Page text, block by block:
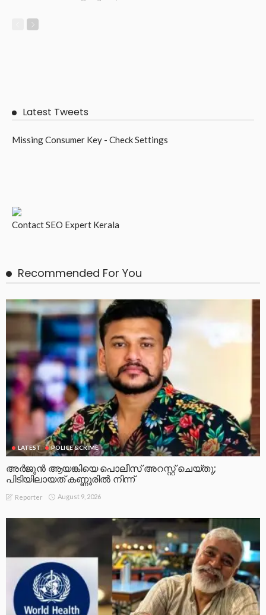
Latest Tweets
Missing Consumer Key - Check Settings
ContactSEO Expert Kerala
Recommended For You
LATEST POLICE &CRIME
അർജുൻ ആയങ്കിയെ പൊലീസ് അറസ്റ്റ് ചെയ്‌തു;
പിടിയിലായത് കണ്ണൂരിൽ നിന്ന്
Reporter August 9, 2026